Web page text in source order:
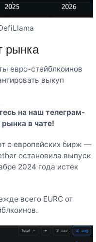
рынка
евро-стейблкоинов
выкуп
на наштелеграм-
в чате!
с европейских бирж —
остановила выпуск
2024 года истек
всего EURC от